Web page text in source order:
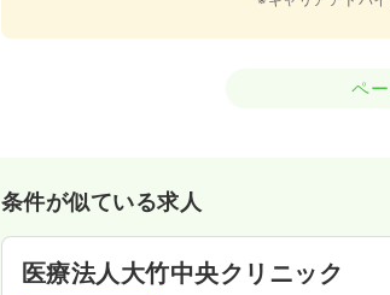
ペ
条件が似ている求人
医療法人大竹中央クリニック